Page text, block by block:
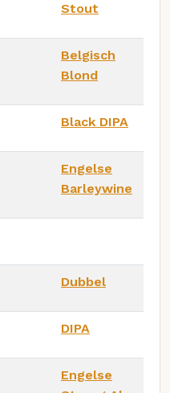
Stout
Belgisch
Blond
Black DIPA
Engelse
Barleywine
Dubbel
DIPA
Engelse